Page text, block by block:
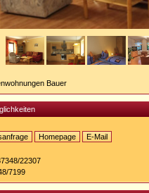
Bauer
Homepage
E-Mail
22307
7199